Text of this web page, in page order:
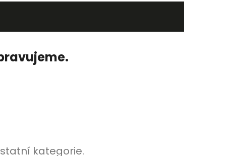
košík
kategorie.